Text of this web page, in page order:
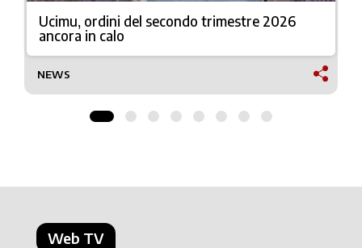
Ucimu, ordini del secondo trimestre 2026
ancora in calo
NEWS
Web TV